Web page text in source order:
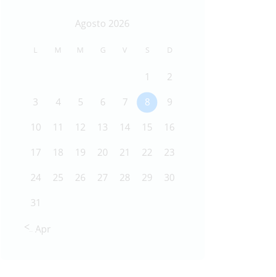
Agosto 2026
L M M G V S D
1
2
3
4 5 6 7 8
9
10
11 12 13 14 15
16
17
18 19 20 21 22
23
24
25 26 27 28 29
30
31
« Apr